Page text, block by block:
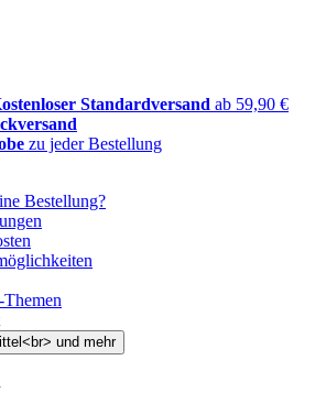
Standardversand ab 59,90 €
zu jeder Bestellung
Bestellung?